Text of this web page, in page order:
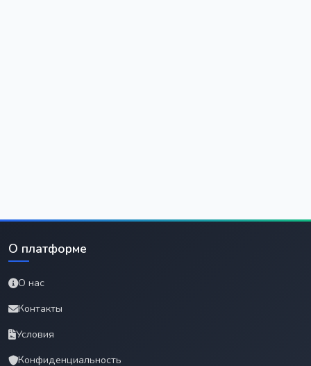
О платформе
О нас
Контакты
Условия
Конфиденциальность